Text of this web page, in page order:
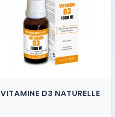
VITAMINE D3 NATURELLE